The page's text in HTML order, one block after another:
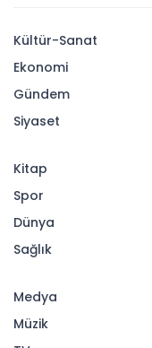
Kültür-Sanat
Ekonomi
Gündem
Siyaset
Kitap
Spor
Dünya
Sağlık
Medya
Müzik